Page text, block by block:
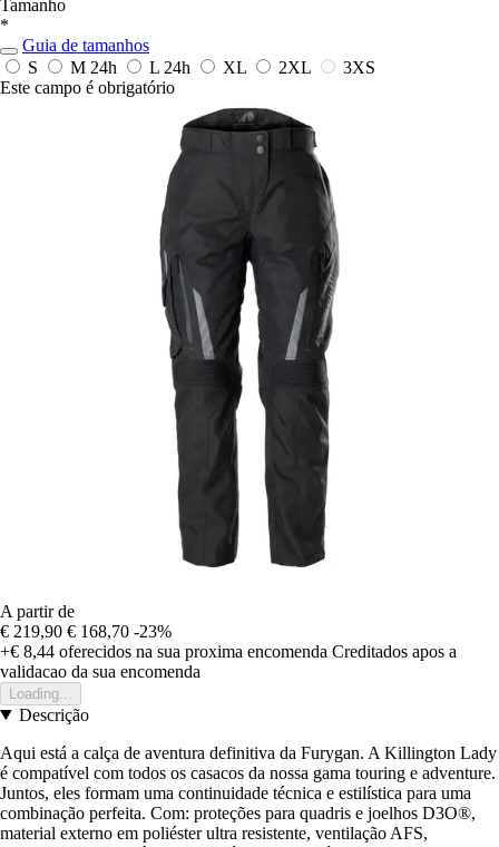
Tamanho
*
Guia de tamanhos
S
M 24h L 24h XL 2XL
3XS
Este campo é obrigatório
A partir de
€ 219,90 € 168,70 -23%
+€ 8,44 oferecidos na sua proxima encomenda Creditados apos a
validacao da sua encomenda
Loading...
Descrição
Aqui está a calça de aventura definitiva da Furygan. A Killington Lady
é compatível com todos os casacos da nossa gama touring e adventure.
Juntos, eles formam uma continuidade técnica e estilística para uma
combinação perfeita. Com: proteções para quadris e joelhos D3O®,
material externo em poliéster ultra resistente, ventilação AFS,